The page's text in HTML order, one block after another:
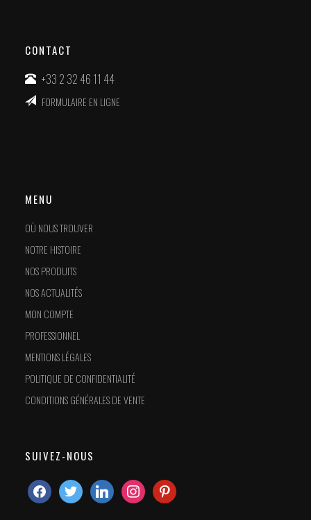
CONTACT
+33 2 32 46 11 44
FORMULAIRE EN LIGNE
MENU
OÙ NOUS TROUVER
NOTRE HISTOIRE
NOS PRODUITS
NOS ACTUALITÉS
MON COMPTE
PROFESSIONNEL
MENTIONS LÉGALES
POLITIQUE DE CONFIDENTIALITÉ
CONDITIONS GÉNÉRALES DE VENTE
SUIVEZ-NOUS